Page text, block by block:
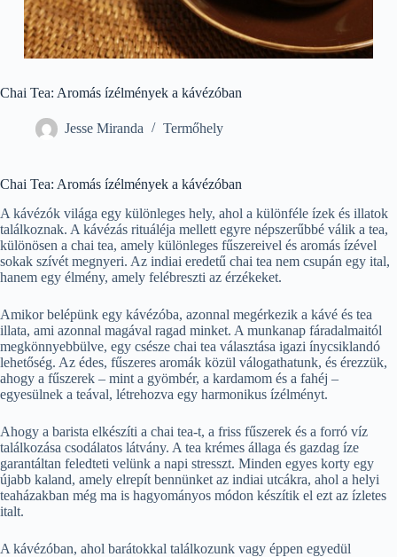
Chai Tea: Aromás ízélmények a kávézóban
Jesse Miranda Termőhely
Chai Tea: Aromás ízélmények a kávézóban
A kávézók világa egy különleges hely, ahol a különféle ízek és illatok
találkoznak. A kávézás rituáléja mellett egyre népszerűbbé válik a tea,
különösen a chai tea, amely különleges fűszereivel és aromás ízével
sokak szívét megnyeri. Az indiai eredetű chai tea nem csupán egy ital,
hanem egy élmény, amely felébreszti az érzékeket.
Amikor belépünk egy kávézóba, azonnal megérkezik a kávé és tea
illata, ami azonnal magával ragad minket. A munkanap fáradalmaitól
megkönnyebbülve, egy csésze chai tea választása igazi ínycsiklandó
lehetőség. Az édes, fűszeres aromák közül válogathatunk, és érezzük,
ahogy a fűszerek – mint a gyömbér, a kardamom és a fahéj –
egyesülnek a teával, létrehozva egy harmonikus ízélményt.
Ahogy a barista elkészíti a chai tea-t, a friss fűszerek és a forró víz
találkozása csodálatos látvány. A tea krémes állaga és gazdag íze
garantáltan feledteti velünk a napi stresszt. Minden egyes korty egy
újabb kaland, amely elrepít bennünket az indiai utcákra, ahol a helyi
teaházakban még ma is hagyományos módon készítik el ezt az ízletes
italt.
A kávézóban, ahol barátokkal találkozunk vagy éppen egyedül